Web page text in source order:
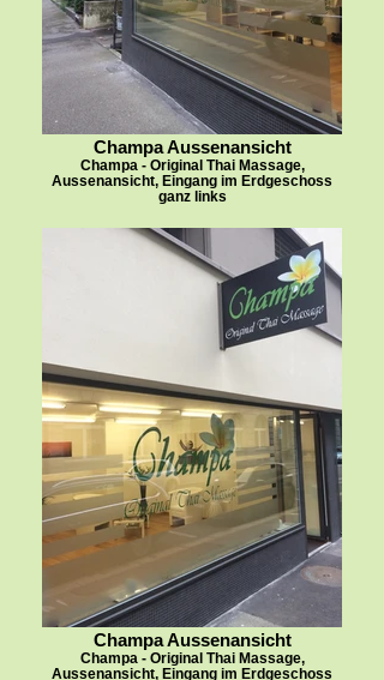
Champa Aussenansicht
Champa - Original Thai Massage,
Aussenansicht, Eingang im Erdgeschoss
ganz links
Champa Aussenansicht
Champa - Original Thai Massage,
Aussenansicht, Eingang im Erdgeschoss